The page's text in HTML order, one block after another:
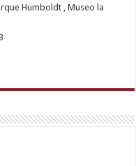
Humboldt , Museo la